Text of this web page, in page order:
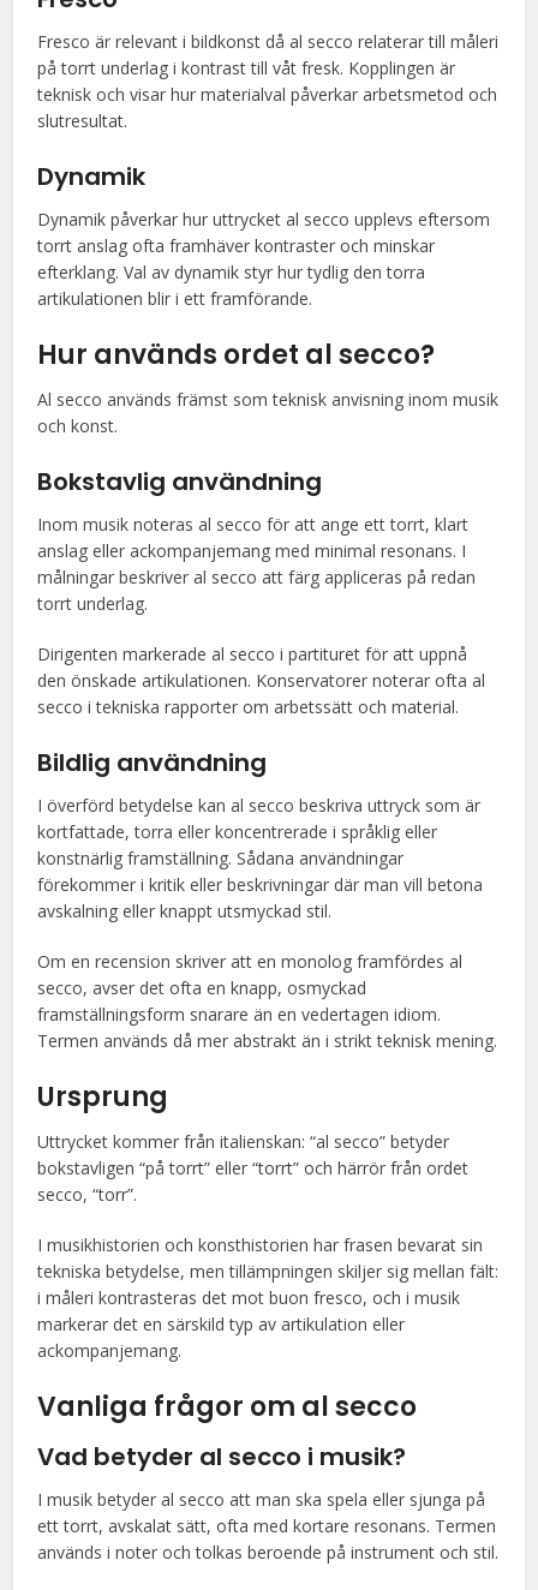
Fresco är relevant i bildkonst då al secco relaterar till måleri
på torrt underlag i kontrast till våt fresk. Kopplingen är
teknisk och visar hur materialval påverkar arbetsmetod och
slutresultat.
Dynamik
Dynamik påverkar hur uttrycket al secco upplevs eftersom
torrt anslag ofta framhäver kontraster och minskar
efterklang. Val av dynamik styr hur tydlig den torra
artikulationen blir i ett framförande.
Hur används ordet al secco?
Al secco används främst som teknisk anvisning inom musik
och konst.
Bokstavlig användning
Inom musik noteras al secco för att ange ett torrt, klart
anslag eller ackompanjemang med minimal resonans. I
målningar beskriver al secco att färg appliceras på redan
torrt underlag.
Dirigenten markerade al secco i partituret för att uppnå
den önskade artikulationen. Konservatorer noterar ofta al
secco i tekniska rapporter om arbetssätt och material.
Bildlig användning
I överförd betydelse kan al secco beskriva uttryck som är
kortfattade, torra eller koncentrerade i språklig eller
konstnärlig framställning. Sådana användningar
förekommer i kritik eller beskrivningar där man vill betona
avskalning eller knappt utsmyckad stil.
Om en recension skriver att en monolog framfördes al
secco, avser det ofta en knapp, osmyckad
framställningsform snarare än en vedertagen idiom.
Termen används då mer abstrakt än i strikt teknisk mening.
Ursprung
Uttrycket kommer från italienskan: “al secco” betyder
bokstavligen “på torrt” eller “torrt” och härrör från ordet
secco, “torr”.
I musikhistorien och konsthistorien har frasen bevarat sin
tekniska betydelse, men tillämpningen skiljer sig mellan fält:
i måleri kontrasteras det mot buon fresco, och i musik
markerar det en särskild typ av artikulation eller
ackompanjemang.
Vanliga frågor om al secco
Vad betyder al secco i musik?
I musik betyder al secco att man ska spela eller sjunga på
ett torrt, avskalat sätt, ofta med kortare resonans. Termen
används i noter och tolkas beroende på instrument och stil.